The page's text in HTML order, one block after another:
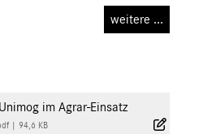
weitere ...
im Agrar-Einsatz
94,6 KB